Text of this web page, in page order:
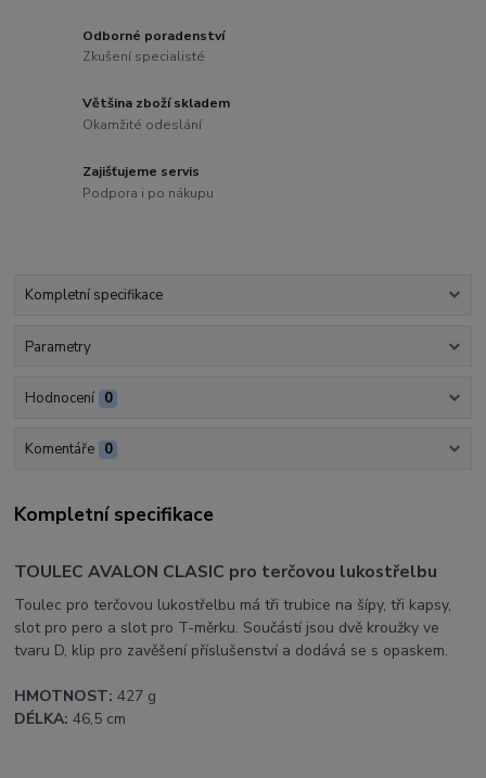
Odborné poradenství
Zkušení specialisté
Většina zboží skladem
Okamžité odeslání
Zajišťujeme servis
Podpora i po nákupu
Kompletní specifikace
Parametry
Hodnocení 0
Komentáře 0
Kompletní specifikace
TOULEC AVALON CLASIC pro terčovou lukostřelbu
Toulec pro terčovou lukostřelbu má tři trubice na šípy, tři kapsy,
slot pro pero a slot pro T-měrku. Součástí jsou dvě kroužky ve
tvaru D, klip pro zavěšení příslušenství a dodává se s opaskem.
HMOTNOST: 427 g
DÉLKA: 46,5 cm